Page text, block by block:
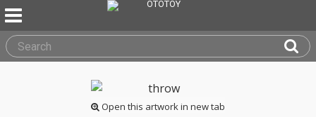
Open this artwork in new tab